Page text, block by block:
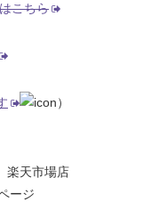
こちら
）
楽天市場店
ージ